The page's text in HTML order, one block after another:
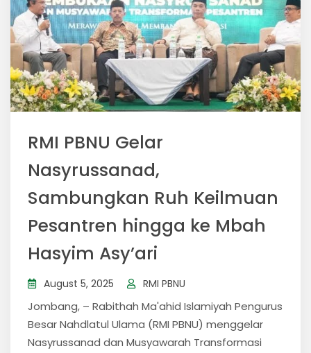
RMI PBNU Gelar
Nasyrussanad,
Sambungkan Ruh Keilmuan
Pesantren hingga ke Mbah
Hasyim Asy’ari
August 5, 2025 RMI PBNU
Jombang, – Rabithah Ma'ahid Islamiyah Pengurus
Besar Nahdlatul Ulama (RMI PBNU) menggelar
Nasyrussanad dan Musyawarah Transformasi